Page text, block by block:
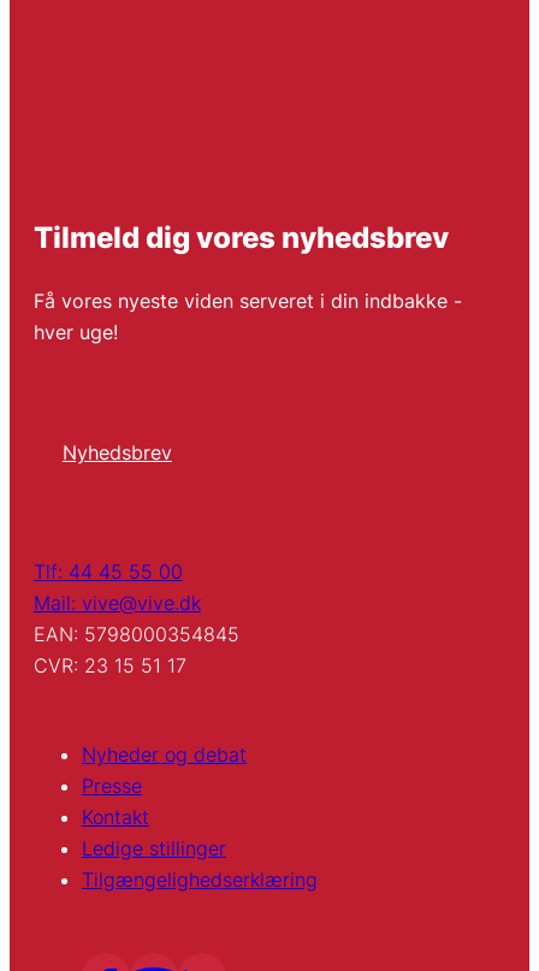
Tilmeld dig vores nyhedsbrev
Få vores nyeste viden serveret i din indbakke -
hver uge!
Nyhedsbrev
Tlf: 44 45 55 00
Mail: vive@vive.dk
EAN: 5798000354845
CVR: 23 15 51 17
Nyheder og debat
Presse
Kontakt
Ledige stillinger
Tilgængelighedserklæring